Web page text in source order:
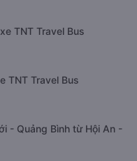
TNT Travel Bus
TNT Travel Bus
- Quảng Bình từ Hội An -